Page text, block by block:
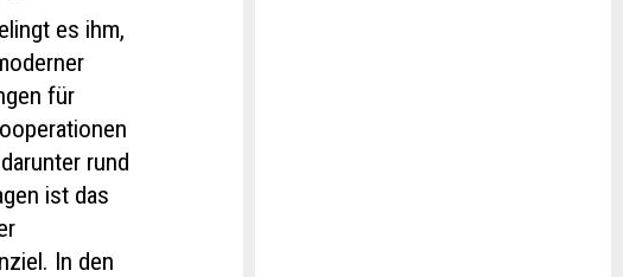
es ihm,
für
rund
ist das
In den